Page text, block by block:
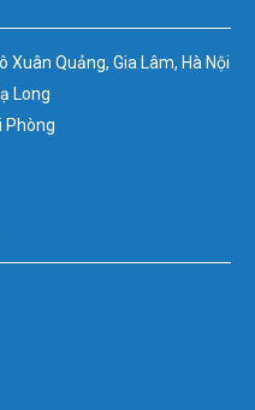
Xuân Quảng, Gia Lâm, Hà Nội
Long
Phòng